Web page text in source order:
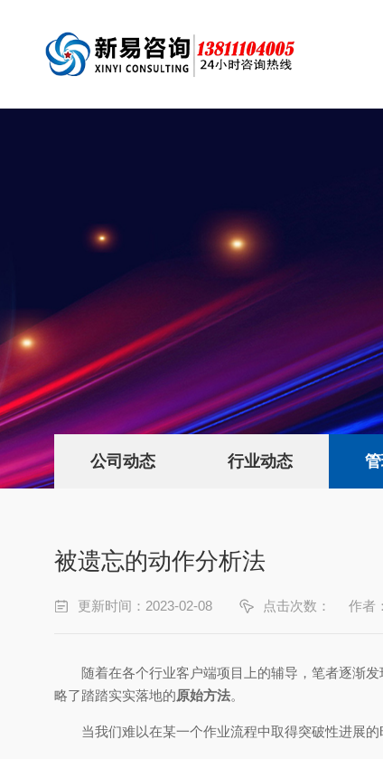
公司动态 行业动态
被遗忘的动作分析法
更新时间：2023-02-08 点击次数： 作者
随着在各个行业客户端项目上的辅导，笔者逐渐
略了踏踏实实落地的原始方法。
当我们难以在某一个作业流程中取得突破性进展